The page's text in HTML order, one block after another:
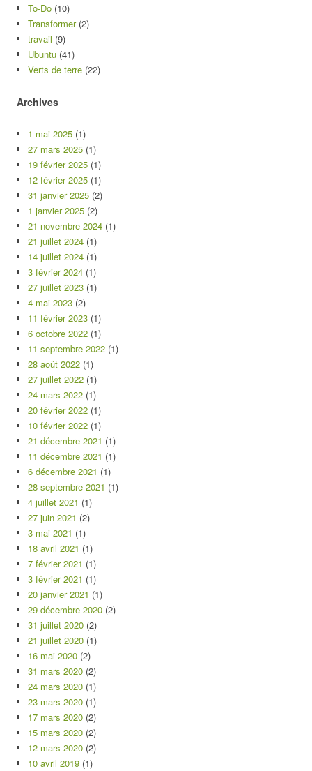
To-Do (10)
Transformer(2)
travail (9)
Ubuntu (41)
Verts de terre (22)
Archives
1 mai 2025 (1)
27 mars 2025 (1)
19 février 2025 (1)
12 février 2025 (1)
31 janvier 2025 (2)
1 janvier 2025 (2)
21 novembre 2024 (1)
21 juillet 2024 (1)
14 juillet 2024 (1)
3 février 2024 (1)
27 juillet 2023 (1)
4 mai 2023 (2)
11 février 2023 (1)
6 octobre 2022 (1)
11 septembre 2022 (1)
28 août 2022 (1)
27 juillet 2022 (1)
24 mars 2022 (1)
20 février 2022 (1)
10 février 2022 (1)
21 décembre 2021 (1)
11 décembre 2021 (1)
6 décembre 2021 (1)
28 septembre 2021 (1)
4 juillet 2021 (1)
27 juin 2021 (2)
3 mai 2021 (1)
18 avril 2021 (1)
7 février 2021 (1)
3 février 2021 (1)
20 janvier 2021 (1)
29 décembre 2020 (2)
31 juillet 2020 (2)
21 juillet 2020 (1)
16 mai 2020 (2)
31 mars 2020 (2)
24 mars 2020 (1)
23 mars 2020 (1)
17 mars 2020 (2)
15 mars 2020 (2)
12 mars 2020 (2)
10 avril 2019 (1)